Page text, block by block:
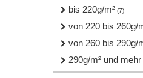
Henbury
Just Cool
bis 220g/m² (7)
von 220 bis 260g/
von 260 bis 290g/
290g/m² und mehr